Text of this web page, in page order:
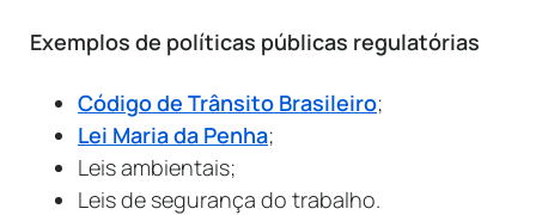
Exemplos de políticas públicas regulatórias
Código de Trânsito Brasileiro;
Lei Maria da Penha;
Leis ambientais;
Leis de segurança do trabalho.